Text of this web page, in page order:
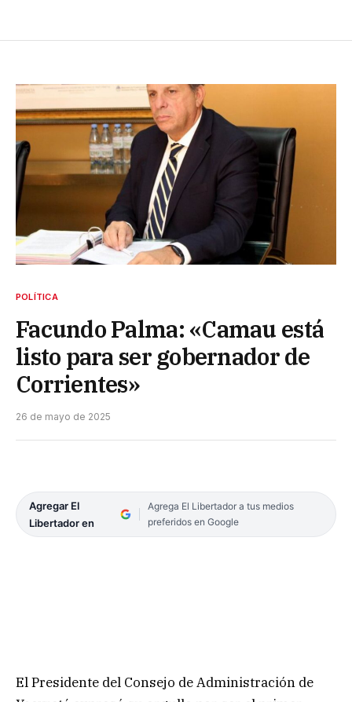
POLÍTICA
Facundo Palma: «Camau está
listo para ser gobernador de
Corrientes»
26 de mayo de 2025
Agregar El
Libertador en
Agrega El Libertador a tus medios
preferidos en Google
El Presidente del Consejo de Administración de